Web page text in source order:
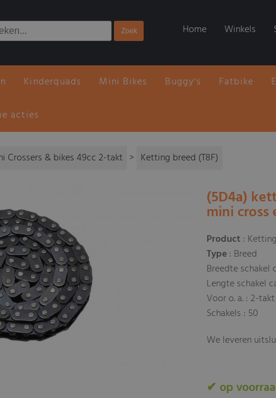
Home Winkels
Kinderquads Mini Bikes Buggy's Fatbike
acties
Crossers & bikes 49cc 2-takt > Ketting breed (T8F)
(5D4a)
mini cross
Product:
Type: Breed
Breedte schakel
Lengte schakel
Voor o. a. : 2-
Schakels : 50
We leveren
✔ op